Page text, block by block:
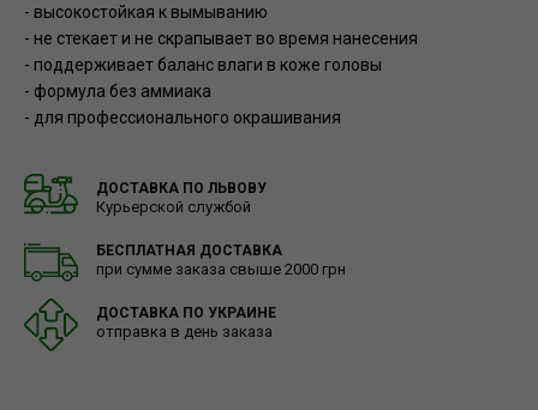
- высокостойкая к вымыванию
- не стекает и не скрапывает во время нанесения
- поддерживает баланс влаги в коже головы
- формула без аммиака
- для профессионального окрашивания
ДОСТАВКА ПО ЛЬВОВУ
Курьерской службой
БЕСПЛАТНАЯ ДОСТАВКА
при сумме заказа свыше 2000 грн
ДОСТАВКА ПО УКРАИНЕ
отправка в день заказа